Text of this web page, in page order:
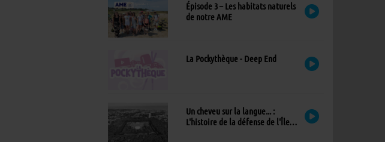
Épisode 3 – Les habitats naturels
de notre AME
La Pockythèque - Deep End
Un cheveu sur la langue... :
L'histoire de la défense de l'Île